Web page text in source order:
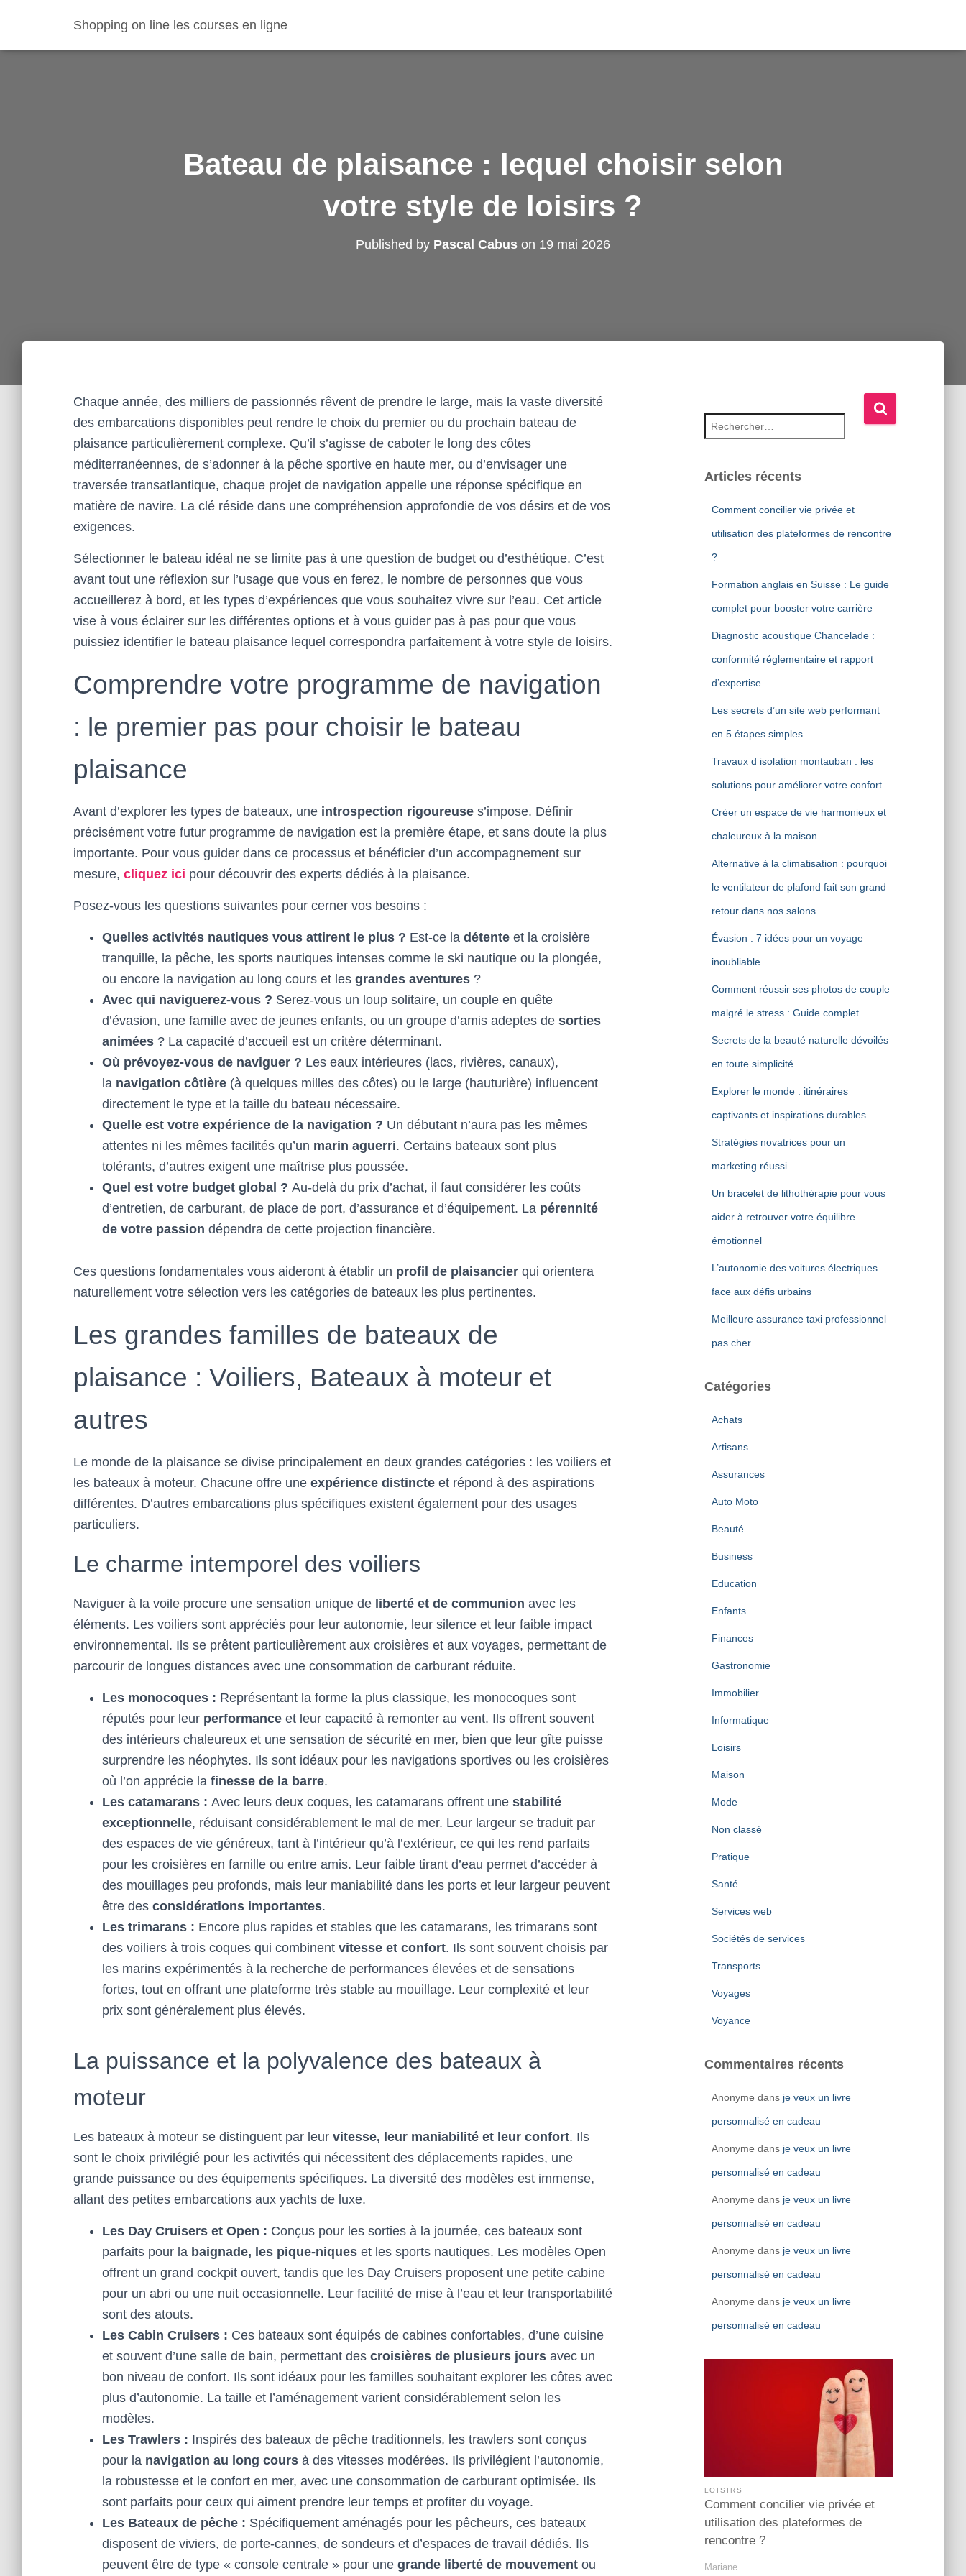
Shopping on line les courses en ligne
Bateau de plaisance : lequel choisir selon
votre style de loisirs ?
Published by Pascal Cabus on 19 mai 2026
Chaque année, des milliers de passionnés rêvent de prendre le large, mais la vaste diversité
des embarcations disponibles peut rendre le choix du premier ou du prochain bateau de
plaisance particulièrement complexe. Qu’il s’agisse de caboter le long des côtes
méditerranéennes, de s’adonner à la pêche sportive en haute mer, ou d’envisager une
traversée transatlantique, chaque projet de navigation appelle une réponse spécifique en
matière de navire. La clé réside dans une compréhension approfondie de vos désirs et de vos
exigences.
Sélectionner le bateau idéal ne se limite pas à une question de budget ou d’esthétique. C’est
avant tout une réflexion sur l’usage que vous en ferez, le nombre de personnes que vous
accueillerez à bord, et les types d’expériences que vous souhaitez vivre sur l’eau. Cet article
vise à vous éclairer sur les différentes options et à vous guider pas à pas pour que vous
puissiez identifier le bateau plaisance lequel correspondra parfaitement à votre style de loisirs.
Comprendre votre programme de navigation
: le premier pas pour choisir le bateau
plaisance
Avant d’explorer les types de bateaux, une introspection rigoureuse s’impose. Définir
précisément votre futur programme de navigation est la première étape, et sans doute la plus
importante. Pour vous guider dans ce processus et bénéficier d’un accompagnement sur
mesure, cliquez ici pour découvrir des experts dédiés à la plaisance.
Posez-vous les questions suivantes pour cerner vos besoins :
Quelles activités nautiques vous attirent le plus ? Est-ce la détente et la croisière
tranquille, la pêche, les sports nautiques intenses comme le ski nautique ou la plongée,
ou encore la navigation au long cours et les grandes aventures ?
Avec qui naviguerez-vous ? Serez-vous un loup solitaire, un couple en quête
d’évasion, une famille avec de jeunes enfants, ou un groupe d’amis adeptes de sorties
animées ? La capacité d’accueil est un critère déterminant.
Où prévoyez-vous de naviguer ? Les eaux intérieures (lacs, rivières, canaux),
la navigation côtière (à quelques milles des côtes) ou le large (hauturière) influencent
directement le type et la taille du bateau nécessaire.
Quelle est votre expérience de la navigation ? Un débutant n’aura pas les mêmes
attentes ni les mêmes facilités qu’un marin aguerri. Certains bateaux sont plus
tolérants, d’autres exigent une maîtrise plus poussée.
Quel est votre budget global ? Au-delà du prix d’achat, il faut considérer les coûts
d’entretien, de carburant, de place de port, d’assurance et d’équipement. La pérennité
de votre passion dépendra de cette projection financière.
Ces questions fondamentales vous aideront à établir un profil de plaisancier qui orientera
naturellement votre sélection vers les catégories de bateaux les plus pertinentes.
Les grandes familles de bateaux de
plaisance : Voiliers, Bateaux à moteur et
autres
Le monde de la plaisance se divise principalement en deux grandes catégories : les voiliers et
les bateaux à moteur. Chacune offre une expérience distincte et répond à des aspirations
différentes. D’autres embarcations plus spécifiques existent également pour des usages
particuliers.
Le charme intemporel des voiliers
Naviguer à la voile procure une sensation unique de liberté et de communion avec les
éléments. Les voiliers sont appréciés pour leur autonomie, leur silence et leur faible impact
environnemental. Ils se prêtent particulièrement aux croisières et aux voyages, permettant de
parcourir de longues distances avec une consommation de carburant réduite.
Les monocoques : Représentant la forme la plus classique, les monocoques sont
réputés pour leur performance et leur capacité à remonter au vent. Ils offrent souvent
des intérieurs chaleureux et une sensation de sécurité en mer, bien que leur gîte puisse
surprendre les néophytes. Ils sont idéaux pour les navigations sportives ou les croisières
où l’on apprécie la finesse de la barre.
Les catamarans : Avec leurs deux coques, les catamarans offrent une stabilité
exceptionnelle, réduisant considérablement le mal de mer. Leur largeur se traduit par
des espaces de vie généreux, tant à l’intérieur qu’à l’extérieur, ce qui les rend parfaits
pour les croisières en famille ou entre amis. Leur faible tirant d’eau permet d’accéder à
des mouillages peu profonds, mais leur maniabilité dans les ports et leur largeur peuvent
être des considérations importantes.
Les trimarans : Encore plus rapides et stables que les catamarans, les trimarans sont
des voiliers à trois coques qui combinent vitesse et confort. Ils sont souvent choisis par
les marins expérimentés à la recherche de performances élevées et de sensations
fortes, tout en offrant une plateforme très stable au mouillage. Leur complexité et leur
prix sont généralement plus élevés.
La puissance et la polyvalence des bateaux à
moteur
Les bateaux à moteur se distinguent par leur vitesse, leur maniabilité et leur confort. Ils
sont le choix privilégié pour les activités qui nécessitent des déplacements rapides, une
grande puissance ou des équipements spécifiques. La diversité des modèles est immense,
allant des petites embarcations aux yachts de luxe.
Les Day Cruisers et Open : Conçus pour les sorties à la journée, ces bateaux sont
parfaits pour la baignade, les pique-niques et les sports nautiques. Les modèles Open
offrent un grand cockpit ouvert, tandis que les Day Cruisers proposent une petite cabine
pour un abri ou une nuit occasionnelle. Leur facilité de mise à l’eau et leur transportabilité
sont des atouts.
Les Cabin Cruisers : Ces bateaux sont équipés de cabines confortables, d’une cuisine
et souvent d’une salle de bain, permettant des croisières de plusieurs jours avec un
bon niveau de confort. Ils sont idéaux pour les familles souhaitant explorer les côtes avec
plus d’autonomie. La taille et l’aménagement varient considérablement selon les
modèles.
Les Trawlers : Inspirés des bateaux de pêche traditionnels, les trawlers sont conçus
pour la navigation au long cours à des vitesses modérées. Ils privilégient l’autonomie,
la robustesse et le confort en mer, avec une consommation de carburant optimisée. Ils
sont parfaits pour ceux qui aiment prendre leur temps et profiter du voyage.
Les Bateaux de pêche : Spécifiquement aménagés pour les pêcheurs, ces bateaux
disposent de viviers, de porte-cannes, de sondeurs et d’espaces de travail dédiés. Ils
peuvent être de type « console centrale » pour une grande liberté de mouvement ou
Articles récents
Comment concilier vie privée et
utilisation des plateformes de rencontre
?
Formation anglais en Suisse : Le guide
complet pour booster votre carrière
Diagnostic acoustique Chancelade :
conformité réglementaire et rapport
d’expertise
Les secrets d’un site web performant
en 5 étapes simples
Travaux d isolation montauban : les
solutions pour améliorer votre confort
Créer un espace de vie harmonieux et
chaleureux à la maison
Alternative à la climatisation : pourquoi
le ventilateur de plafond fait son grand
retour dans nos salons
Évasion : 7 idées pour un voyage
inoubliable
Comment réussir ses photos de couple
malgré le stress : Guide complet
Secrets de la beauté naturelle dévoilés
en toute simplicité
Explorer le monde : itinéraires
captivants et inspirations durables
Stratégies novatrices pour un
marketing réussi
Un bracelet de lithothérapie pour vous
aider à retrouver votre équilibre
émotionnel
L’autonomie des voitures électriques
face aux défis urbains
Meilleure assurance taxi professionnel
pas cher
Catégories
Achats
Artisans
Assurances
Auto Moto
Beauté
Business
Education
Enfants
Finances
Gastronomie
Immobilier
Informatique
Loisirs
Maison
Mode
Non classé
Pratique
Santé
Services web
Sociétés de services
Transports
Voyages
Voyance
Commentaires récents
Anonyme dans je veux un livre
personnalisé en cadeau
Anonyme dans je veux un livre
personnalisé en cadeau
Anonyme dans je veux un livre
personnalisé en cadeau
Anonyme dans je veux un livre
personnalisé en cadeau
Anonyme dans je veux un livre
personnalisé en cadeau
LOISIRS
Comment concilier vie privée et
utilisation des plateformes de
rencontre ?
Mariane